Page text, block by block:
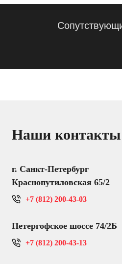
Наши контакты
г. Санкт-Петербург
Краснопутиловская 65/2
+7 (812) 200-43-03
Петергофское шоссе 74/2Б
+7 (812) 200-43-13